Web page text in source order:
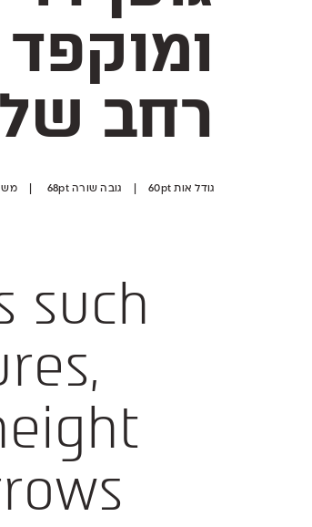
רחב
גודל אות 60pt | גובה שורה 68pt | משקל לייט
such